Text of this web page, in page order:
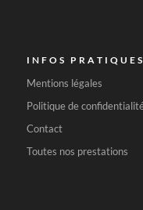
INFOS PRATIQUES
Mentions légales
Politique de
Contact
Toutes nos prestations